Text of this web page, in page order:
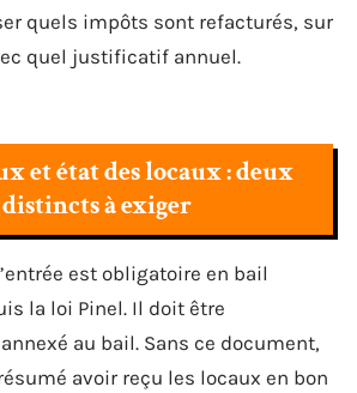
quels impôts sont refacturés, sur
quel justificatif annuel.
et état des locaux : deux
à exiger
est obligatoire en bail
la loi Pinel. Il doit être
au bail. Sans ce document,
avoir reçu les locaux en bon